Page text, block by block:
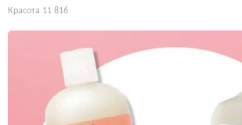
Красота 11 816